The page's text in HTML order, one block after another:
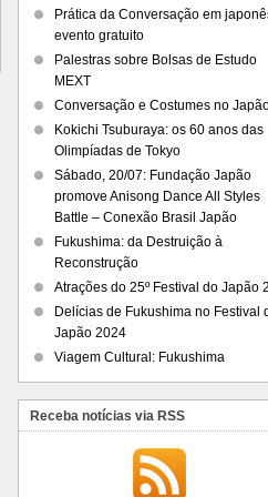
Prática da Conversação em
evento gratuito
Palestras sobre Bolsas de Estudo
MEXT
Conversação e Costumes no
Kokichi Tsuburaya: os 60 anos das
Olimpíadas de Tokyo
Sábado, 20/07: Fundação Japão
promove Anisong Dance All Styles
Battle – Conexão Brasil Japão
Fukushima: da Destruição à
Reconstrução
Atrações do 25º Festival do Japão
Delícias de Fukushima no Festival
Japão 2024
Viagem Cultural: Fukushima
Receba notícias via RSS